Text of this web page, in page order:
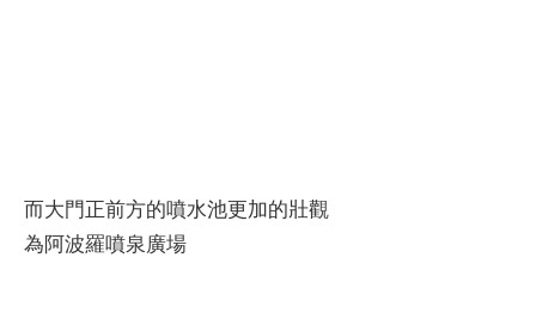
而大門正前方的噴水池更加的壯觀
為阿波羅噴泉廣場